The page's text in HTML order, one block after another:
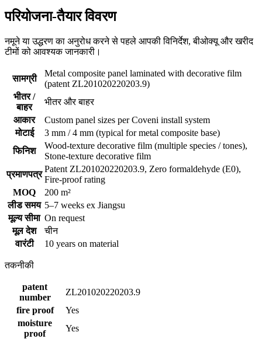
परियोजना-तैयार विवरण
नमूने या उद्धरण का अनुरोध करने से पहले आपकी विनिर्देश, बीओक्यू और खरीद
टीमों को आवश्यक जानकारी।
सामग्री
Metal composite panel laminated with decorative film
(patent ZL201020220203.9)
भीतर /
बाहर
भीतर और बाहर
आकार
Custom panel sizes per Coveni install system
मोटाई
3 mm / 4 mm (typical for metal composite base)
फिनिश
Wood-texture decorative film (multiple species / tones),
Stone-texture decorative film
प्रमाणपत्र
Patent ZL201020220203.9, Zero formaldehyde (E0),
Fire-proof rating
MOQ
200 m²
लीड समय 5–7 weeks ex Jiangsu
मूल्य सीमा On request
मूल देश
चीन
वारंटी
10 years on material
तकनीकी
patent
number
ZL201020220203.9
fire proof
Yes
moisture
proof
Yes